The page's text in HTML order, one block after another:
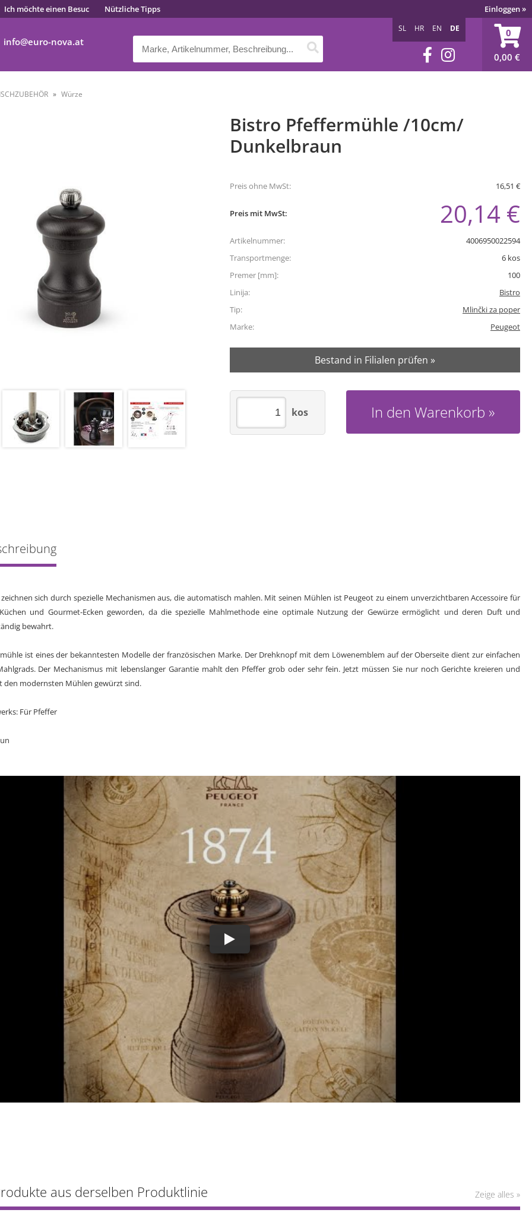
Ich möchte einen Besuc Nützliche Tipps Einloggen»
info euro-nova.at
0
0,00 €
SL HR EN DE
Würze
Bistro Pfeffermühle /10cm/
Dunkelbraun
Preis ohne MwSt: 16,51 €
Preis mit MwSt: 20,14 €
Artikelnummer:
4006950022594
Transportmenge:
6 kos
Premer [mm]:
100
Linija:
Bistro
Tip:
Mlinčki za poper
Marke:
Peugeot
Bestand in Filialen prüfen »
In den Warenkorb
kos
sich durch spezielle Mechanismen aus, die automatisch mahlen. Mit seinen Mühlen ist Peugeot zu einem unverzichtbaren Accessoire für
und Gourmet-Ecken geworden, da die spezielle Mahlmethode eine optimale Nutzung der Gewürze ermöglicht und deren Duft und
bewahrt.
ist eines der bekanntesten Modelle der französischen Marke. Der Drehknopf mit dem Löwenemblem auf der Oberseite dient zur einfachen
Der Mechanismus mit lebenslanger Garantie mahlt den Pfeffer grob oder sehr fein. Jetzt müssen Sie nur noch Gerichte kreieren und
den modernsten Mühlen gewürzt sind.
Für Pfeffer
aus derselben Produktlinie Zeige alles »